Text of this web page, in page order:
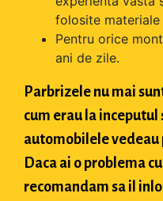
folosite
Pentru orice
ani de zile.
Parbrizele nu mai
cum erau la
automobilele
Daca ai o problema
recomandam sa il